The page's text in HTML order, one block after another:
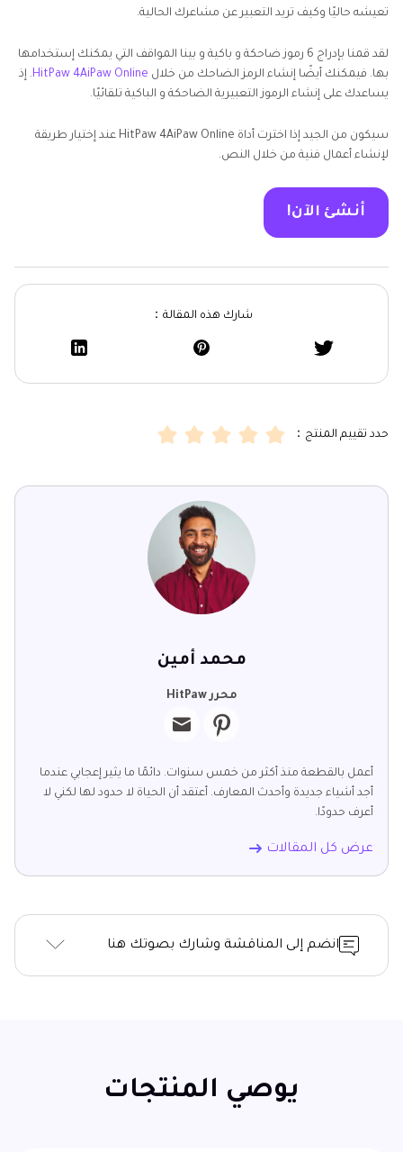
تعيشه حاليًا وكيف تريد التعبير عن مشاعرك الحالية.
لقد قمنا بإدراج 6 رموز ضاحكة و باكية و بينا المواقف التي يمكنك إستخدامها
بها. فيمكنك أيضًا إنشاء الرمز الضاحك من خلال HitPaw 4AiPaw Online. إذ
يساعدك على إنشاء الرموز التعبيرية الضاحكة و الباكية تلقائيًا.
سيكون من الجيد إذا اخترت أداة HitPaw 4AiPaw Online عند إختيار طريقة
لإنشاء أعمال فنية من خلال النص.
أنشئ الآن!
شارك هذه المقالة：
حدد تقييم المنتج：
محمد أمين
محرر HitPaw
أعمل بالقطعة منذ أكثر من خمس سنوات. دائمًا ما يثير إعجابي عندما
أجد أشياء جديدة وأحدث المعارف. أعتقد أن الحياة لا حدود لها لكني لا
أعرف حدودًا.
عرض كل المقالات
انضم إلى المناقشة وشارك بصوتك هنا
يوصي المنتجات